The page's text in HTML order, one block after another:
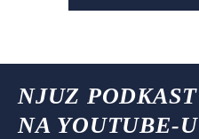
NJUZ PODKAST
NA YOUTUBE-U